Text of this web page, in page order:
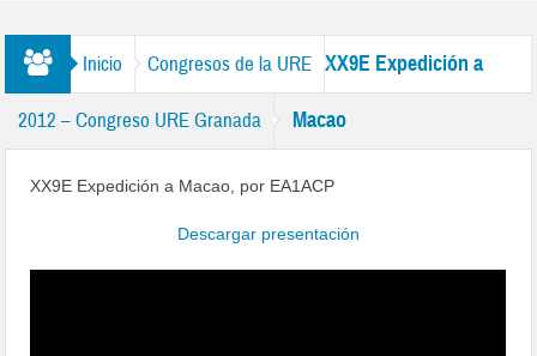
Inicio Congresos de la URE
2012 – Congreso URE Granada
XX9E Expedición a
Macao
XX9E Expedición a Macao, por EA1ACP
Descargar presentación